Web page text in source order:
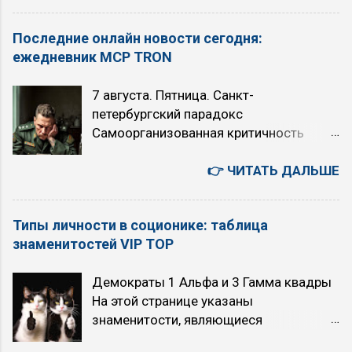
См. TPS ДПКВ RUS Датчик Положения
Коленчатого Вала ДС RUS См. VSS
Фаз — датчик положения
распределительного вала ...
Drive, AWD, Allroad, 4x4 — Полный
привод 4WS ENG 4 Wheel Steering —
ENG Air Condition — Кондиционер A/D
ENG Analog/Digital — Аналог/цифра A/F,
AFR ENG Air/fuel ratio — Состав
Auxiliary Air Control — Управление
Съемный крюк прицепа AAV ENG
Auxiliary Air Valve — Клапан
AirBag — Подушка безопасности ABC
ENG Active Body Control — Активная
ходовая часть ABD GER Abnehmbare
Последние онлайн новости сегодня:
ежедневник MCP TRON
7 августа. Пятница. Санкт-
петербургский парадокс
Самоорганизованная критичность
Искусственный Интеллект или ядерный
автомобили, авто аукционы, история,
бизнес, культура, быт. 您好！若为文心千
议您可联系千帆咨询反馈，网址
https://qianfan.cloud.baidu.com/ 。感谢
您的关注与支持 - как есть. 5 августа.
👉 ЧИТАТЬ ДАЛЬШЕ
Типы личности в соционике: таблица
знаменитостей VIP TOP
Демократы 1 Альфа и 3 Гамма квадры
На этой странице указаны
знаменитости, являющиеся